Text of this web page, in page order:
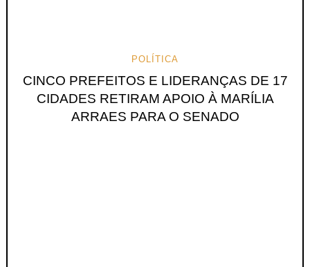
POLÍTICA
CINCO PREFEITOS E LIDERANÇAS DE 17
CIDADES RETIRAM APOIO À MARÍLIA
ARRAES PARA O SENADO